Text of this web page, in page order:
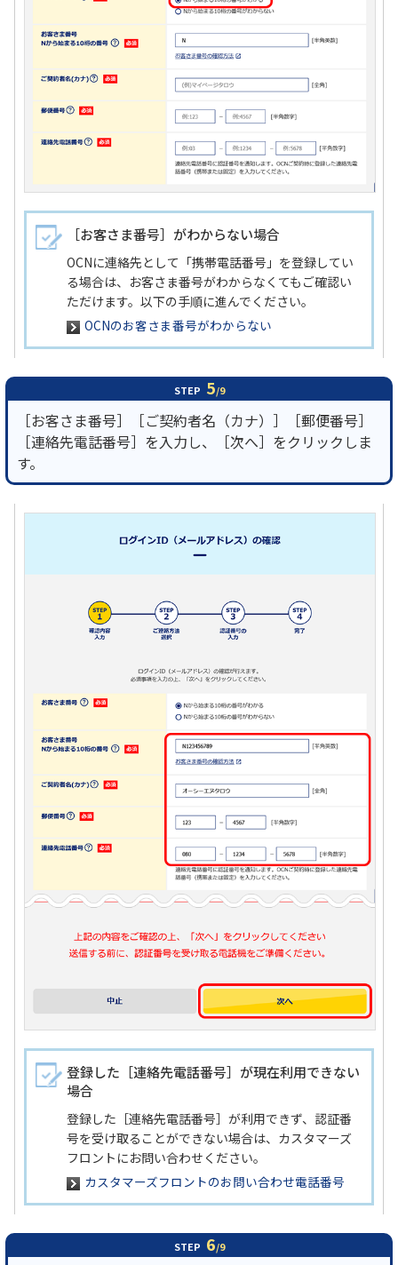
［お客さま番号］がわからない場合
OCNに連絡先として「携帯電話番号」を登録してい
る場合は、お客さま番号がわからなくてもご確認い
ただけます。以下の手順に進んでください。
OCNのお客さま番号がわからない
STEP 5/9
［お客さま番号］［ご契約者名（カナ）］［郵便番号］
［連絡先電話番号］を入力し、［次へ］をクリックしま
す。
登録した［連絡先電話番号］が現在利用できない
場合
登録した［連絡先電話番号］が利用できず、認証番
号を受け取ることができない場合は、カスタマーズ
フロントにお問い合わせください。
カスタマーズフロントのお問い合わせ電話番号
STEP 6/9